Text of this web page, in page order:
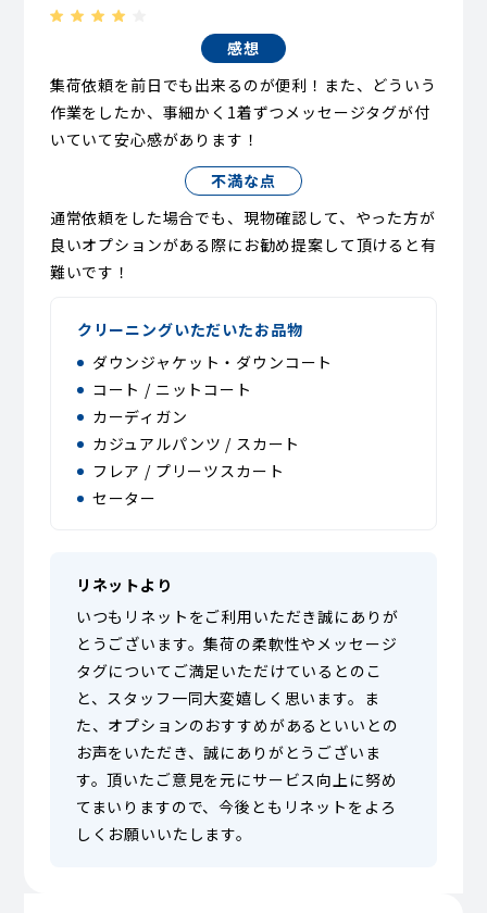
感想
集荷依頼を前日でも出来るのが便利！また、どういう
作業をしたか、事細かく1着ずつメッセージタグが付
いていて安心感があります！
不満な点
通常依頼をした場合でも、現物確認して、やった方が
良いオプションがある際にお勧め提案して頂けると有
難いです！
クリーニングいただいたお品物
ダウンジャケット・ダウンコート
コート / ニットコート
カーディガン
カジュアルパンツ / スカート
フレア / プリーツスカート
セーター
リネットより
いつもリネットをご利用いただき誠にありが
とうございます。集荷の柔軟性やメッセージ
タグについてご満足いただけているとのこ
と、スタッフ一同大変嬉しく思います。ま
た、オプションのおすすめがあるといいとの
お声をいただき、誠にありがとうございま
す。頂いたご意見を元にサービス向上に努め
てまいりますので、今後ともリネットをよろ
しくお願いいたします。